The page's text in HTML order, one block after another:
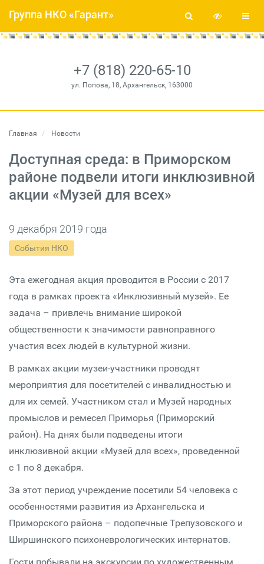
+7 (818) 220-65-10
ул. Попова, 18, Архангельск, 163000
Группа НКО «Гарант»
Главная Новости
Доступная среда: в Приморском
районе подвели итоги инклюзивной
акции «Музей для всех»
9 декабря 2019 года
События НКО
Эта ежегодная акция проводится в России с 2017
года в рамках проекта «Инклюзивный музей». Ее
задача – привлечь внимание широкой
общественности к значимости равноправного
участия всех людей в культурной жизни.
В рамках акции музеи-участники проводят
мероприятия для посетителей с инвалидностью и
для их семей. Участником стал и Музей народных
промыслов и ремесел Приморья (Приморский
район). На днях были подведены итоги
инклюзивной акции «Музей для всех», проведенной
с 1 по 8 декабря.
За этот период учреждение посетили 54 человека с
особенностями развития из Архангельска и
Приморского района – подопечные Трепузовского и
Ширшинского психоневрологических интернатов.